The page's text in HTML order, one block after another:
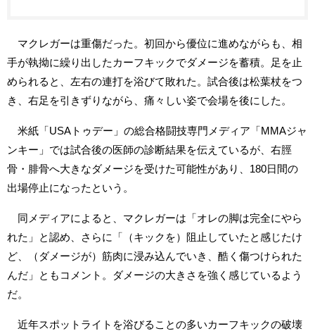
マクレガーは重傷だった。初回から優位に進めながらも、相
手が執拗に繰り出したカーフキックでダメージを蓄積。足を止
められると、左右の連打を浴びて敗れた。試合後は松葉杖をつ
き、右足を引きずりながら、痛々しい姿で会場を後にした。
米紙「USAトゥデー」の総合格闘技専門メディア「MMAジャ
ンキー」では試合後の医師の診断結果を伝えているが、右脛
骨・腓骨へ大きなダメージを受けた可能性があり、180日間の
出場停止になったという。
同メディアによると、マクレガーは「オレの脚は完全にやら
れた」と認め、さらに「（キックを）阻止していたと感じたけ
ど、（ダメージが）筋肉に浸み込んでいき、酷く傷つけられた
んだ」ともコメント。ダメージの大きさを強く感じているよう
だ。
近年スポットライトを浴びることの多いカーフキックの破壊